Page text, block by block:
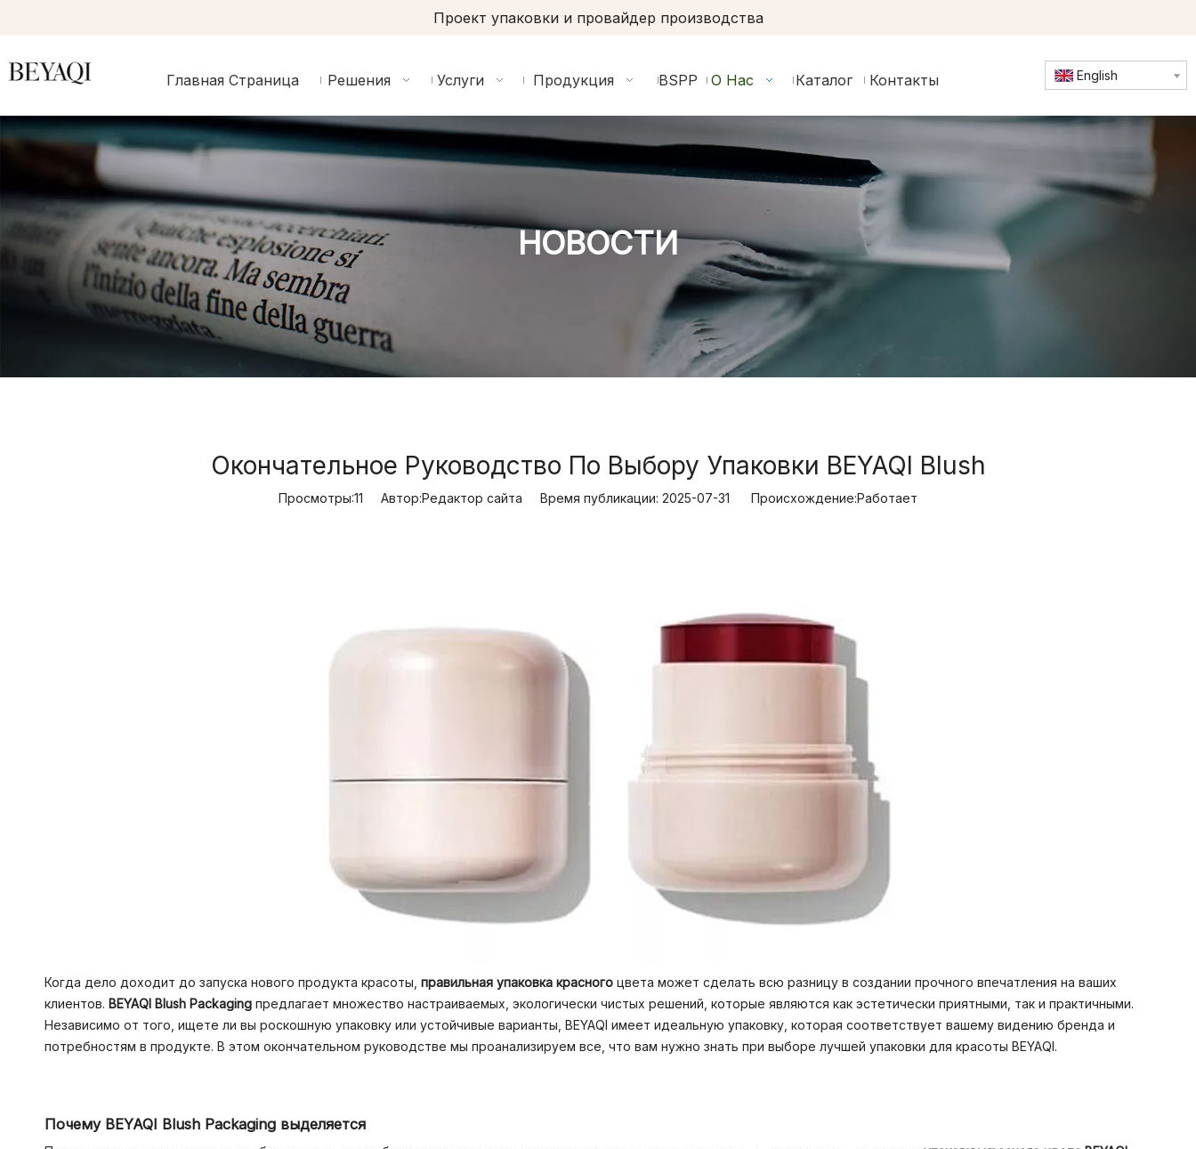
Проект упаковки и провайдер производства
Главная Страница Решения Услуги Продукция BSPP О Нас Каталог Контакты English
НОВОСТИ
Окончательное Руководство По Выбору Упаковки BEYAQI Blush
Просмотры:11 Автор:Pедактор сайта Время публикации: 2025-07-31 Происхождение:Работает
Когда дело доходит до запуска нового продукта красоты, правильная упаковка красного цвета может сделать всю разницу в создании прочного впечатления на ваших
клиентов. BEYAQI Blush Packaging предлагает множество настраиваемых, экологически чистых решений, которые являются как эстетически приятными, так и практичными.
Независимо от того, ищете ли вы роскошную упаковку или устойчивые варианты, BEYAQI имеет идеальную упаковку, которая соответствует вашему видению бренда и
потребностям в продукте. В этом окончательном руководстве мы проанализируем все, что вам нужно знать при выборе лучшей упаковки для красоты BEYAQI.
Почему BEYAQI Blush Packaging выделяется